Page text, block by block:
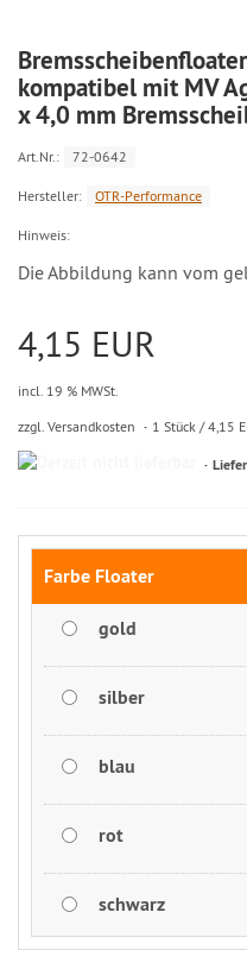
Bremsscheibenfloater
kompatibel mit MV
x 4,0 mm
Art.Nr.: 72-0642
Hersteller: OTR-Performance
Hinweis:
Die Abbildung kann vom
4,15 EUR
incl. 19 % MWSt.
zzgl. Versandkosten
1 Stück / 4,15
Farbe Floater
gold
silber
blau
rot
schwarz